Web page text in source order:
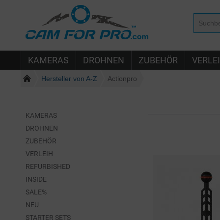
KAMERAS DROHNEN ZUBEHÖR
Hersteller von A-Z Actionpro
KAMERAS
DROHNEN
ZUBEHÖR
VERLEIH
REFURBISHED
INSIDE
SALE%
NEU
STARTER SETS